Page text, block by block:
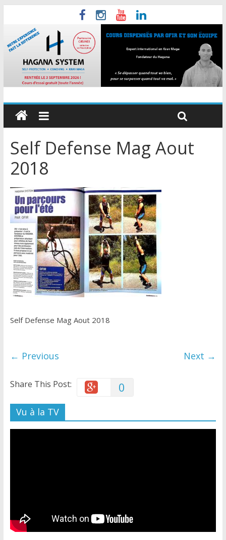
Self Defense Mag Aout
2018
Self Defense Mag Aout 2018
← Previous Next →
Share This Post: 0
Vu à la TV